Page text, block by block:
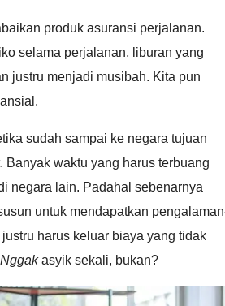
produk asuransi perjalanan.
selama perjalanan, liburan yang
justru menjadi musibah. Kita pun
sudah sampai ke negara tujuan
Banyak waktu yang harus terbuang
negara lain. Padahal sebenarnya
untuk mendapatkan
harus keluar biaya yang tidak
Nggakasyik sekali, bukan?